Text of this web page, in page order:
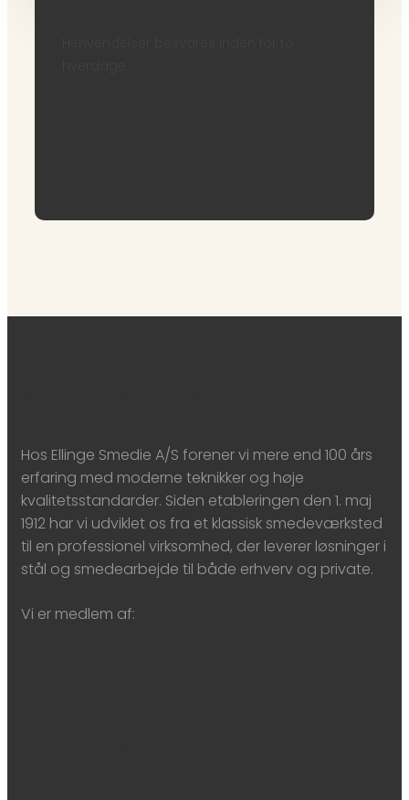
Hos Ellinge Smedie A/S forener vi mere end 100 års
erfaring med moderne teknikker og høje
kvalitetsstandarder. Siden etableringen den 1. maj
1912 har vi udviklet os fra et klassisk smedeværksted
til en professionel virksomhed, der leverer løsninger i
stål og smedearbejde til både erhverv og private.
Vi er medlem af: